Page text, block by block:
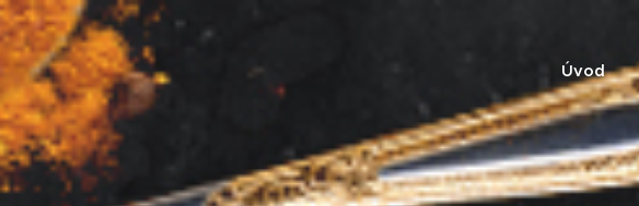
Úvod